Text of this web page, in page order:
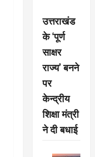
उत्तराखंड
के ‘पूर्ण
साक्षर
राज्य’ बनने
पर
केन्द्रीय
शिक्षा मंत्री
ने दी बधाई